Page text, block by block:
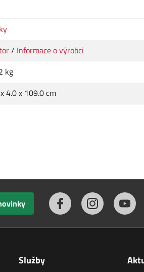
/ Informace o výrobci
kg
4.0 x 109.0 cm
Služby